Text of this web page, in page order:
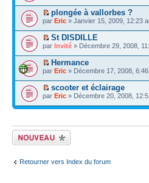
plongée à vallorbes ?
par Eric » Janvier 15, 2009, 12:23
St DISDILLE
par Invité » Décembre 29, 2008,
Hermance
par Eric » Décembre 17, 2008,
scooter et éclairage
par Eric » Décembre 20, 2008,
Écrire un nouveau
sujet
Retourner vers Index du forum